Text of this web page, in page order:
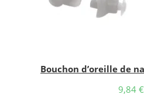
Bouchon d’oreille de
9,84 €